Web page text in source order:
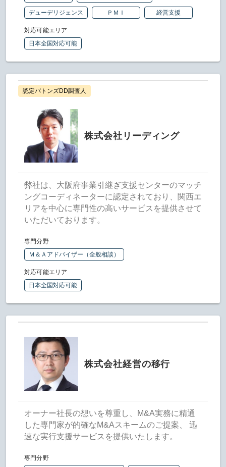
デューデリジェンス ＰＭＩ 経営支援
対応可能エリア
日本全国対応可能
認定バトンズDD調査人
株式会社リーディング
弊社は、大阪府事業引継ぎ支援センターのマッチ
ングコーディネーターに認定されており、関西エ
リアを中心に専門性の高いサービスを提供させて
いただいております。
専門分野
Ｍ＆Ａアドバイザー（全般相談）
対応可能エリア
日本全国対応可能
株式会社経営の移行
オーナー社長の想いを尊重し、M&A実務に精通
した専門家が的確なM&Aスキームのご提案、 迅
速な実行支援サービスを提供いたします。
専門分野